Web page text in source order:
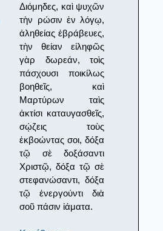
Διόμηδες, καὶ ψυχῶν
τὴν ρώσιν ἐν λόγῳ,
ἀληθείας ἐβράβευες,
τὴν θείαν εἰληφῶς
γὰρ δωρεάν, τοὶς
πάσχουσι ποικίλως
βοηθεῖς, καὶ
Μαρτύρων ταὶς
ἀκτίσι καταυγασθεῖς,
σῴζεις τοὺς
ἐκβοώντας σοι, δόξα
τῷ σὲ δοξάσαντι
Χριστῷ, δόξα τῷ σὲ
στεφανώσαντι, δόξα
τῷ ἐνεργούντι διὰ
σοῦ πάσιν ἰάματα.